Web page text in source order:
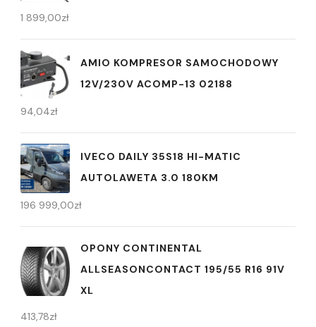
1 899,00zł
AMIO KOMPRESOR SAMOCHODOWY
12V/230V ACOMP-13 02188
94,04zł
IVECO DAILY 35S18 HI-MATIC
AUTOLAWETA 3.0 180KM
196 999,00zł
OPONY CONTINENTAL
ALLSEASONCONTACT 195/55 R16 91V
XL
413,78zł